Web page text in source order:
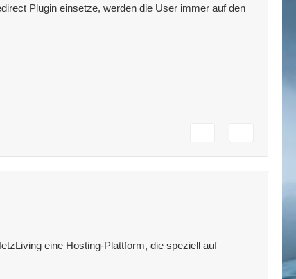
Plugin einsetze, werden die User immer auf den
eine Hosting-Plattform, die speziell auf